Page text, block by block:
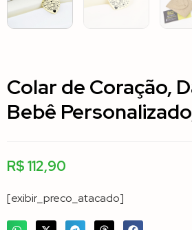
Colar de Coração,
Bebê
R$112,90
[exibir_preco_atacado]